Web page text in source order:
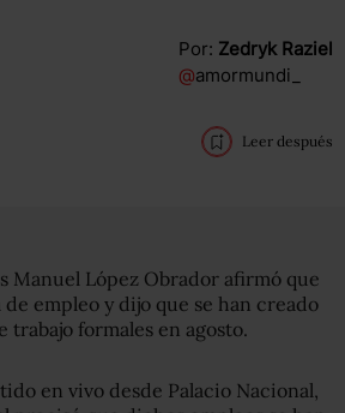
Por: Zedryk Raziel
@amormundi_
Leer después
Manuel López Obrador afirmó que
empleo y dijo que se han creado
trabajo formales en agosto.
en vivo desde Palacio Nacional,